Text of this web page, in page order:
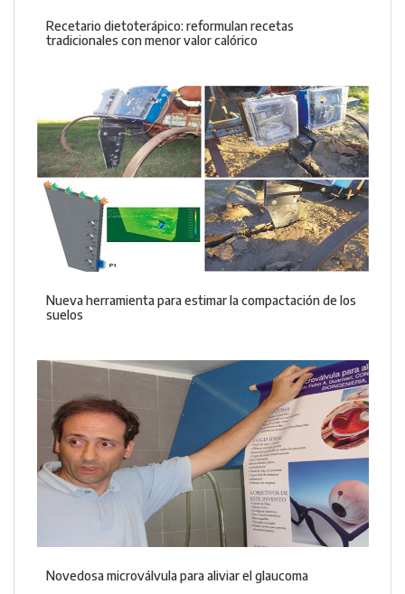
Recetario dietoterápico: reformulan recetas
tradicionales con menor valor calórico
Nueva herramienta para estimar la compactación de los
suelos
Novedosa microválvula para aliviar el glaucoma